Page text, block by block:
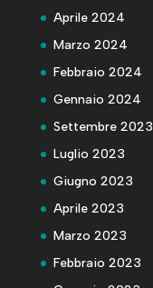
Aprile 2024
Marzo 2024
Febbraio 2024
Gennaio 2024
Settembre 2023
Luglio 2023
Giugno 2023
Aprile 2023
Marzo 2023
Febbraio 2023